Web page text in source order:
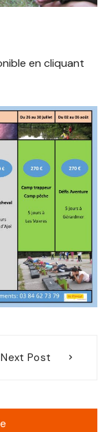
en cliquant
Next Post